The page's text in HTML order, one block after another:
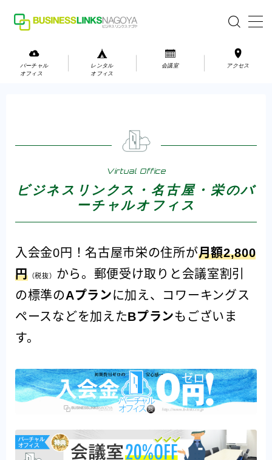
お問い合わせ
お問い合わせ
アクセス
会社案内
バーチャル
オフィス
レンタル
オフィス
会議室 アクセス
Virtual Office
ビジネスリンクス・名古屋・栄のバ
ーチャルオフィス
入会金0円！名古屋市栄の住所が月額2,800
円（税抜）
から。郵便受け取りと会議室割引
の標準のAプランに加え、コワーキングス
ペースなどを加えたBプランもございま
す。